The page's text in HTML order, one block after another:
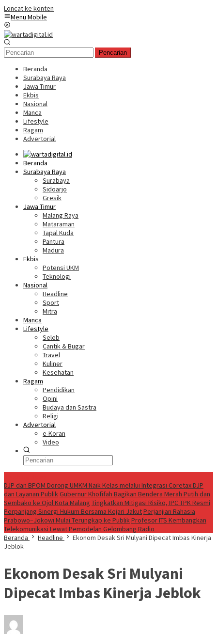
Loncat ke konten
Menu Mobile
Pencarian
Beranda
Surabaya Raya
Jawa Timur
Ekbis
Nasional
Manca
Lifestyle
Ragam
Advertorial
Beranda
Surabaya Raya
Surabaya
Sidoarjo
Gresik
Jawa Timur
Malang Raya
Mataraman
Tapal Kuda
Pantura
Madura
Ekbis
Potensi UKM
Teknologi
Nasional
Headline
Sport
Mitra
Manca
Lifestyle
Seleb
Cantik & Bugar
Travel
Kuliner
Kesehatan
Ragam
Pendidikan
Opini
Budaya dan Sastra
Religi
Advertorial
e-Koran
Video
DJP dan BPOM Dorong UMKM Naik Kelas melalui Integrasi Coretax DJP
dan Layanan PublikGubernur Khofifah Bagikan Bendera Merah Putih dan
Sembako ke Ojol Kota Malang Tingkatkan Mitigasi Risiko, IPC TPK Resmi
Perpanjang Sinergi Hukum Bersama Kejari JakutPerjanjian Rahasia
Prabowo–Jokowi Mulai Terungkap ke PublikProfesor ITS Kembangkan
Telekomunikasi Lewat Pemodelan Gelombang Radio
Beranda
Headline
Ekonom Desak Sri Mulyani Dipecat Imbas Kinerja
Jeblok
Ekonom Desak Sri Mulyani
Dipecat Imbas Kinerja Jeblok